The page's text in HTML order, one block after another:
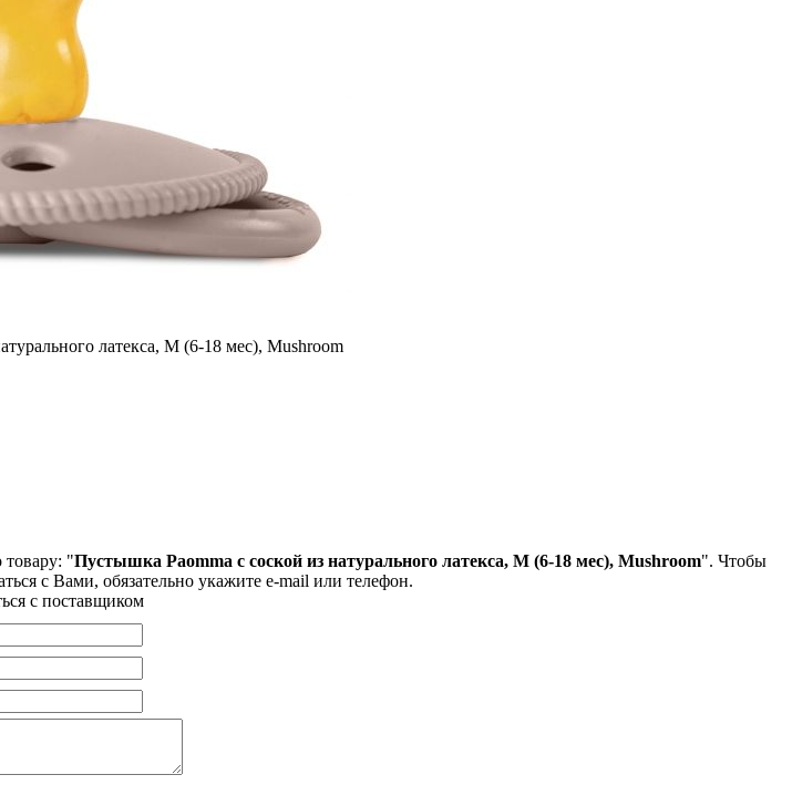
латекса, M (6-18 мес), Mushroom
"Пустышка Paomma с соской из натурального латекса, M (6-18 мес), Mushroom". Чтобы
с Вами, обязательно укажите e-mail или телефон.
с поставщиком